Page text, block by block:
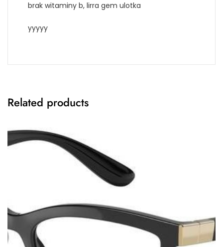
brak witaminy b, lirra gem ulotka
yyyyy
Related products